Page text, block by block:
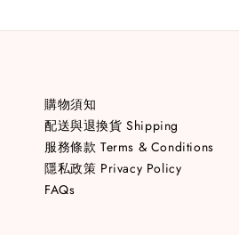
購物須知
配送與退換貨 Shipping
服務條款 Terms & Conditions
隱私政策 Privacy Policy
FAQs